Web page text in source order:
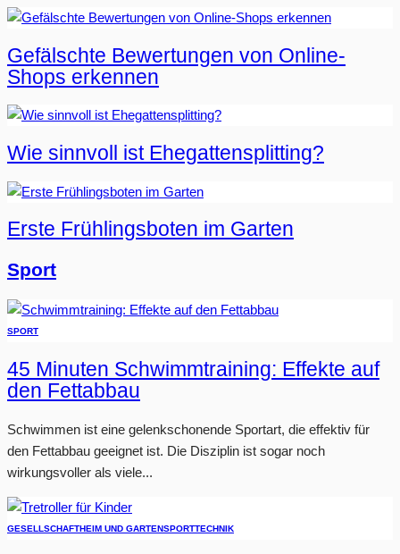
Gefälschte Bewertungen von Online-
Shops erkennen
Wie sinnvoll ist Ehegattensplitting?
Erste Frühlingsboten im Garten
Sport
SPORT
45 Minuten Schwimmtraining: Effekte auf
den Fettabbau
Schwimmen ist eine gelenkschonende Sportart, die effektiv für
den Fettabbau geeignet ist. Die Disziplin ist sogar noch
wirkungsvoller als viele...
GESELLSCHAFTHEIM UND GARTENSPORTTECHNIK